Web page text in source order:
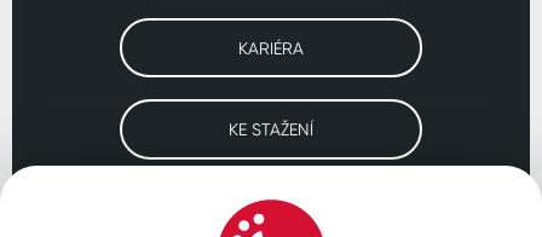
KARIÉRA
KE STAŽENÍ
Navštivte naše pobočky